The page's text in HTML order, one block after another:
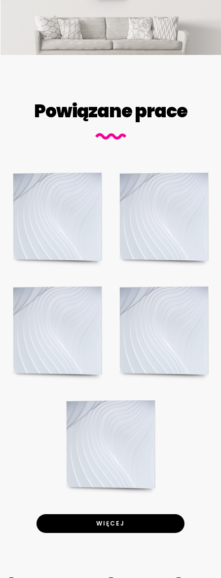
Powiązane prace
WIĘCEJ